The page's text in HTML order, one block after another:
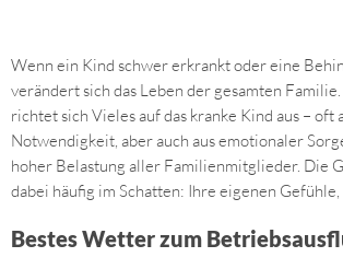
Wenn ein Kind schwer erkrankt oder eine
verändert sich das Leben der gesamten
richtet sich Vieles auf das kranke Kind aus – oft
Notwendigkeit, aber auch aus emotionaler
hoher Belastung aller Familienmitglieder. Die
dabei häufig im Schatten: Ihre eigenen
Bestes Wetter zum